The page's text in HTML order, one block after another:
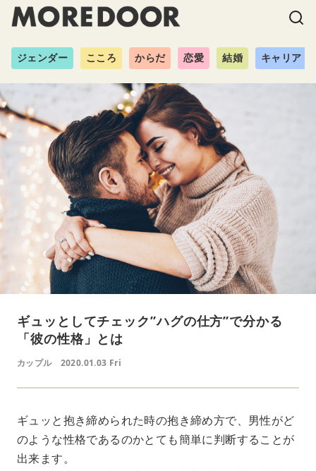
ジェンダー こころ からだ 恋愛 結婚 キャリア
ギュッとしてチェック”ハグの仕方”で分かる
「彼の性格」とは
カップル 2020.01.03 Fri
ギュッと抱き締められた時の抱き締め方で、男性がど
のような性格であるのかとても簡単に判断することが
出来ます。